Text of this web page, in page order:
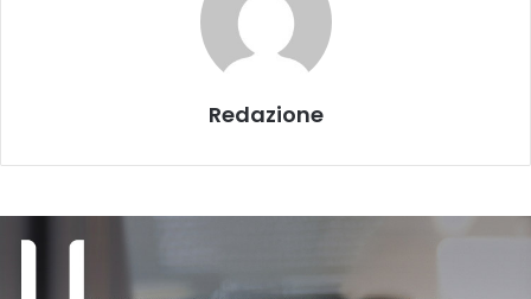
Redazione